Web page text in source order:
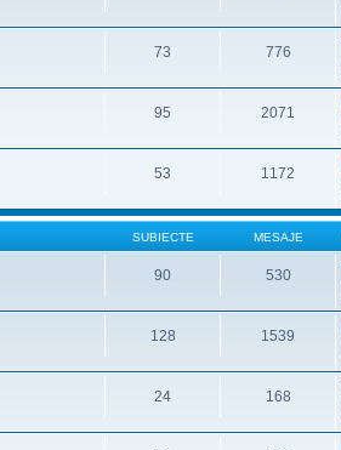
73 776
95 2071
53 1172
SUBIECTE MESAJE
90 530
128 1539
24 168